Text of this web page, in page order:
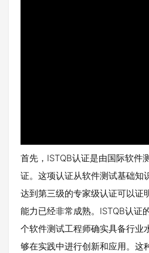
首先，ISTQB认证是由国际软件
证。这项认证从软件测试基础知
达到第三级的专家级认证可以证
能力已经非常成熟。ISTQB认证
个软件测试工程师确实具备行业
够在实践中进行创新和应用。这